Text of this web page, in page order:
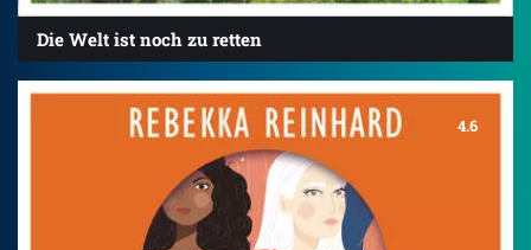
Die Welt ist noch zu retten
4.6